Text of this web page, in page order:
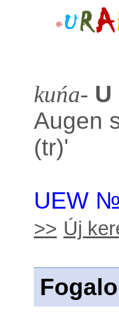
kuńa- U
Augen
(tr)'
UEW
>> Új